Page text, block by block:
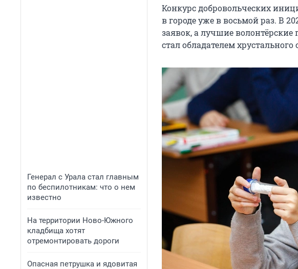
Генерал с Урала стал главным
по беспилотникам: что о нем
известно
На территории Ново-Южного
кладбища хотят
отремонтировать дороги
Опасная петрушка и ядовитая
Конкурс добровольческих
в городе уже в восьмой раз. В
заявок, а лучшие
стал обладателем